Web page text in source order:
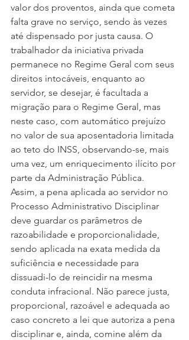
valor dos proventos, ainda que cometa
falta grave no serviço, sendo às vezes
até dispensado por justa causa. O
trabalhador da iniciativa privada
permanece no Regime Geral com seus
direitos intocáveis, enquanto ao
servidor, se desejar, é facultada a
migração para o Regime Geral, mas
neste caso, com automático prejuízo
no valor de sua aposentadoria limitada
ao teto do INSS, observando-se, mais
uma vez, um enriquecimento ilícito por
parte da Administração Pública.
Assim, a pena aplicada ao servidor no
Processo Administrativo Disciplinar
deve guardar os parâmetros de
razoabilidade e proporcionalidade,
sendo aplicada na exata medida da
suficiência e necessidade para
dissuadi-lo de reincidir na mesma
conduta infracional. Não parece justa,
proporcional, razoável e adequada ao
caso concreto a lei que autoriza a pena
disciplinar e, ainda, comine além da